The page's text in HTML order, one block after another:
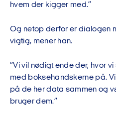
hvem der kigger med.”
Og netop derfor er dialogen
vigtig, mener han.
”Vi vil nødigt ende der, hvor
med boksehandskerne på.
på de her data sammen og
bruger dem.”